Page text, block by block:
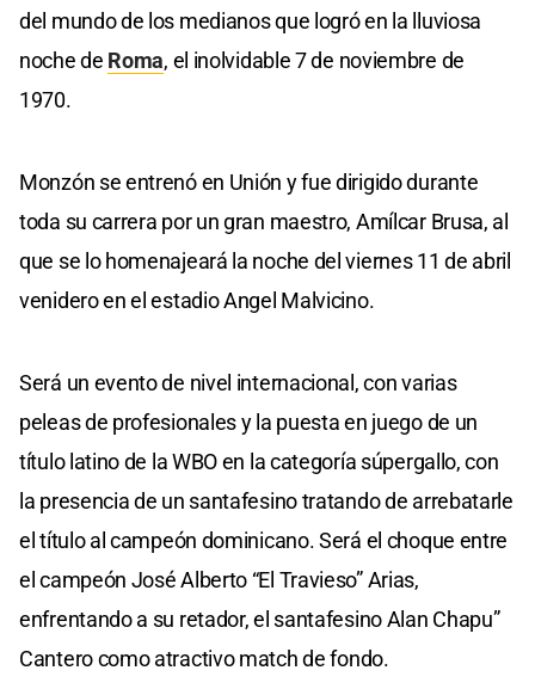
del mundo de los medianos que logró en la lluviosa
noche de Roma, el inolvidable 7 de noviembre de
1970.
Monzón se entrenó en Unión y fue dirigido durante
toda su carrera por un gran maestro, Amílcar Brusa, al
que se lo homenajeará la noche del viernes 11 de abril
venidero en el estadio Angel Malvicino.
Será un evento de nivel internacional, con varias
peleas de profesionales y la puesta en juego de un
título latino de la WBO en la categoría súpergallo, con
la presencia de un santafesino tratando de arrebatarle
el título al campeón dominicano. Será el choque entre
el campeón José Alberto “El Travieso” Arias,
enfrentando a su retador, el santafesino Alan Chapu”
Cantero como atractivo match de fondo.